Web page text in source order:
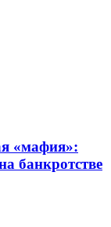
«мафия»:
банкротстве